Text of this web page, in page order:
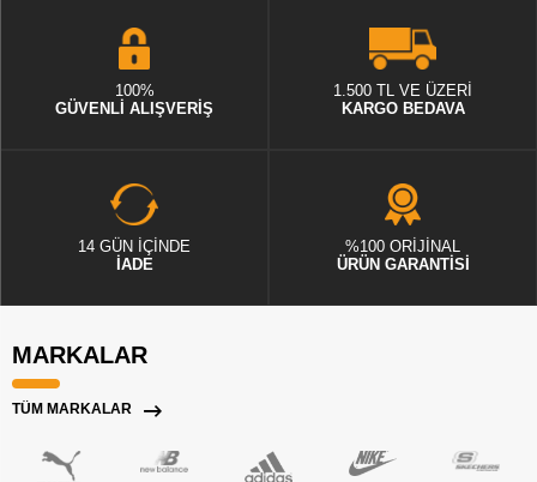
100%
GÜVENLİ ALIŞVERİŞ
1.500 TL VE ÜZERİ
KARGO BEDAVA
14 GÜN İÇİNDE
İADE
%100 ORİJİNAL
ÜRÜN GARANTİSİ
MARKALAR
TÜM MARKALAR